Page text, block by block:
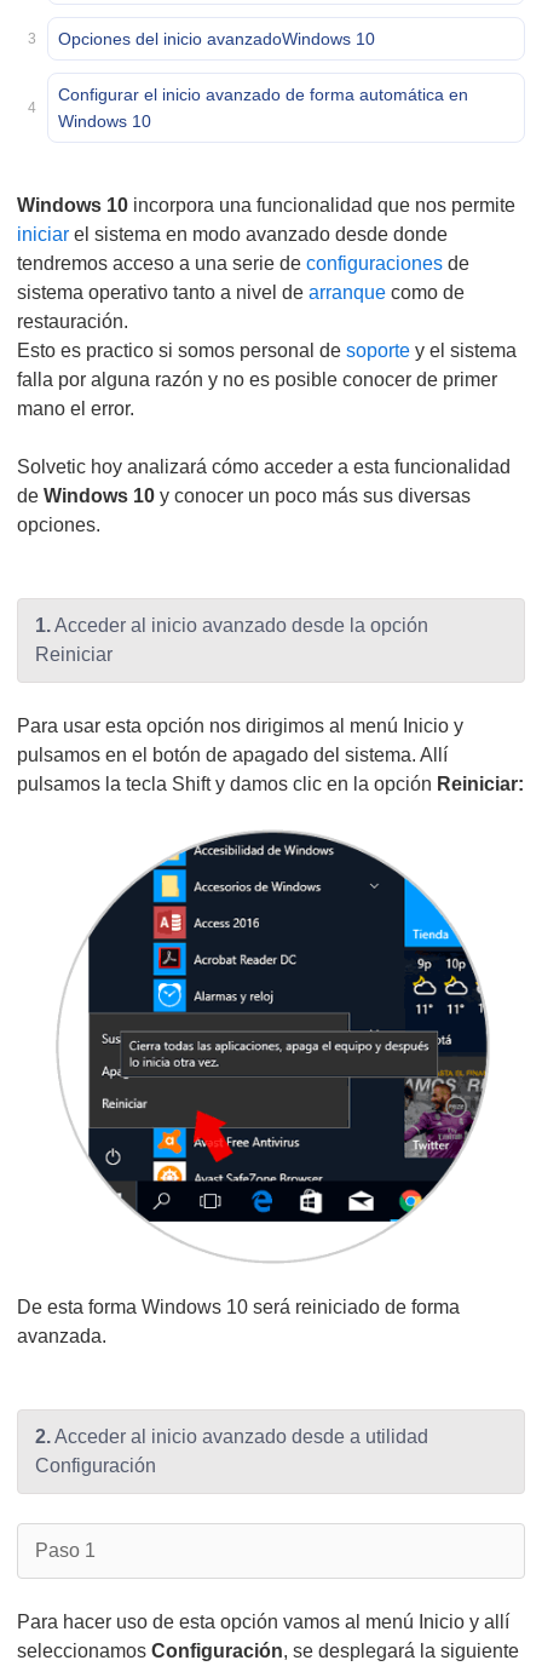
3 Opciones del inicio avanzadoWindows 10
4
Configurar el inicio avanzado de forma automática en
Windows 10
Windows 10 incorpora una funcionalidad que nos permite
iniciar el sistema en modo avanzado desde donde
tendremos acceso a una serie de configuraciones de
sistema operativo tanto a nivel de arranque como de
restauración.
Esto es practico si somos personal de soporte y el sistema
falla por alguna razón y no es posible conocer de primer
mano el error.
Solvetic hoy analizará cómo acceder a esta funcionalidad
de Windows 10 y conocer un poco más sus diversas
opciones.
1.Acceder al inicio avanzado desde la opción
Reiniciar
Para usar esta opción nos dirigimos al menú Inicio y
pulsamos en el botón de apagado del sistema. Allí
pulsamos la tecla Shift y damos clic en la opción Reiniciar:
De esta forma Windows 10 será reiniciado de forma
avanzada.
2.Acceder al inicio avanzado desde a utilidad
Configuración
Paso 1
Para hacer uso de esta opción vamos al menú Inicio y allí
seleccionamos Configuración, se desplegará la siguiente